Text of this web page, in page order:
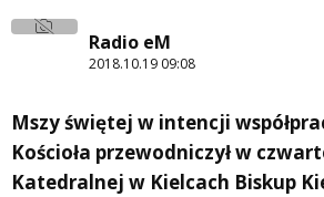
Radio eM
2018.10.19 09:08
Mszy świętej w intencji
Kościoła przewodniczył w
Katedralnej w Kielcach Biskup